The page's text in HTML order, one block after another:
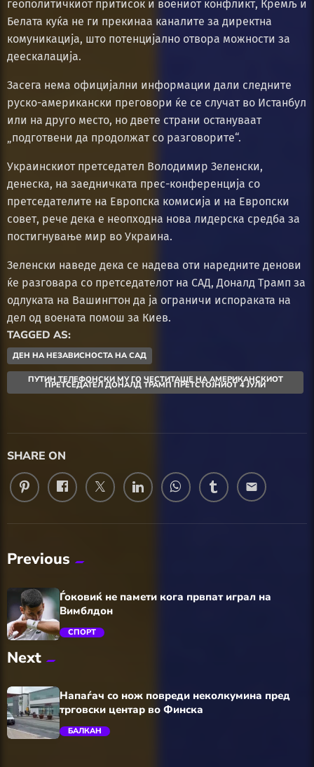
геополитичкиот притисок и воениот конфликт, Кремљ и
Белата куќа не ги прекинаа каналите за директна
комуникација, што потенцијално отвора можности за
деескалација.
Засега нема официјални информации дали следните
руско-американски преговори ќе се случат во Истанбул
или на друго место, но двете страни остануваат
„подготвени да продолжат со разговорите“.
Украинскиот претседател Володимир Зеленски,
денеска, на заедничката прес-конференција со
претседателите на Европска комисија и на Европски
совет, рече дека е неопходна нова лидерска средба за
постигнување мир во Украина.
Зеленски наведе дека се надева оти наредните денови
ќе разговара со претседателот на САД, Доналд Трамп за
одлуката на Вашингтон да ја ограничи испораката на
дел од воената помош за Киев.
TAGGED AS:
ДЕН НА НЕЗАВИСНОСТА НА САД
ПУТИН ТЕЛЕФОНСКИ МУ ГО ЧЕСТИТАШЕ НА АМЕРИКАНСКИОТ
ПРЕТСЕДАТЕЛ ДОНАЛД ТРАМП ПРЕТСТОЈНИОТ 4 ЈУЛИ
SHARE ON
email
Previous
Ѓоковиќ не памети кога првпат играл на
Вимблдон
СПОРТ
Next
Напаѓач со нож повреди неколкумина пред
трговски центар во Финска
БАЛКАН